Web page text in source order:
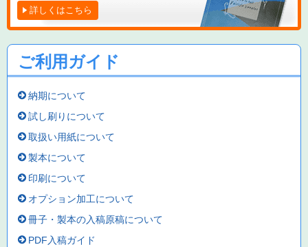
詳しくはこちら
ご利用ガイド
納期について
試し刷りについて
取扱い用紙について
製本について
印刷について
オプション加工について
冊子・製本の入稿原稿について
PDF入稿ガイド